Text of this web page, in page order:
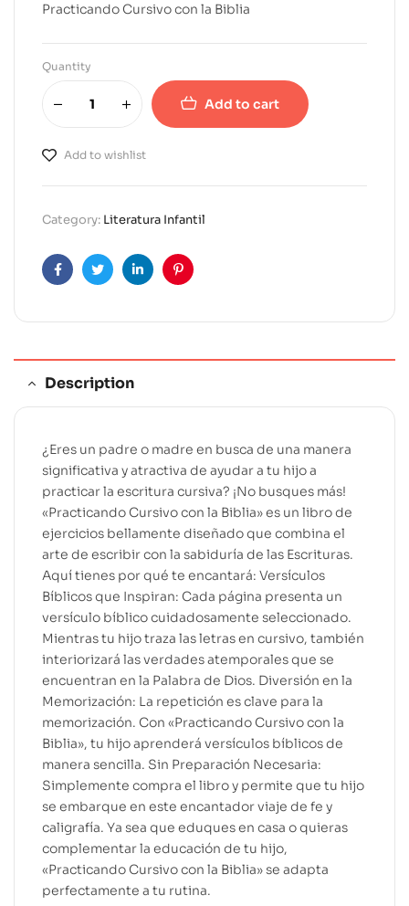
Practicando Cursivo con la Biblia
Quantity
Add to cart
Add to wishlist
A
l
e
n
t
:
Category: Literatura Infantil
FacebookTwitterLinkedinPinterest
Description
¿Eres un padre o madre en busca de una manera
significativa y atractiva de ayudar a tu hijo a
practicar la escritura cursiva? ¡No busques más!
«Practicando Cursivo con la Biblia» es un libro de
ejercicios bellamente diseñado que combina el
arte de escribir con la sabiduría de las Escrituras.
Aquí tienes por qué te encantará: Versículos
Bíblicos que Inspiran: Cada página presenta un
versículo bíblico cuidadosamente seleccionado.
Mientras tu hijo traza las letras en cursivo, también
interiorizará las verdades atemporales que se
encuentran en la Palabra de Dios. Diversión en la
Memorización: La repetición es clave para la
memorización. Con «Practicando Cursivo con la
Biblia», tu hijo aprenderá versículos bíblicos de
manera sencilla. Sin Preparación Necesaria:
Simplemente compra el libro y permite que tu hijo
se embarque en este encantador viaje de fe y
caligrafía. Ya sea que eduques en casa o quieras
complementar la educación de tu hijo,
«Practicando Cursivo con la Biblia» se adapta
perfectamente a tu rutina.